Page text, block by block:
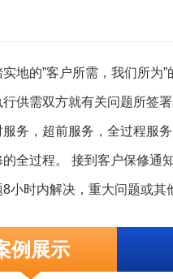
实地的”客户所需，我们所为
行供需双方就有关问题所签
服务，超前服务，全过程服
的全过程。 接到客户保修通
8小时内解决，重大问题或其
理由刁难需方。因售后服务
例展示